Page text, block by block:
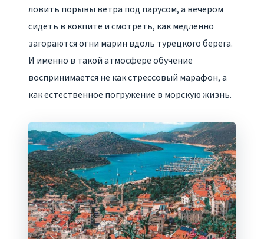
ловить порывы ветра под парусом, а вечером
сидеть в кокпите и смотреть, как медленно
загораются огни марин вдоль турецкого берега.
И именно в такой атмосфере обучение
воспринимается не как стрессовый марафон, а
как естественное погружение в морскую жизнь.